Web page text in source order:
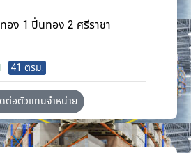
อง 1 ปิ่นทอง 2 ศรีราชา
41 ตรม.
ต่อตัวแทนจำหน่าย